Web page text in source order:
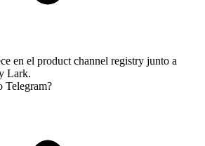
en el product channel registry junto a
Lark.
Telegram?